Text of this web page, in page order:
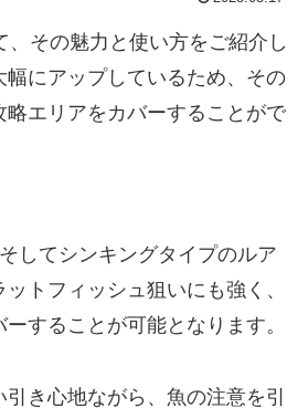
その魅力と使い方をご紹介し
にアップしているため、その
エリアをカバーすることがで
してシンキングタイプのルア
トフィッシュ狙いにも強く、
することが可能となります。
き心地ながら、魚の注意を引